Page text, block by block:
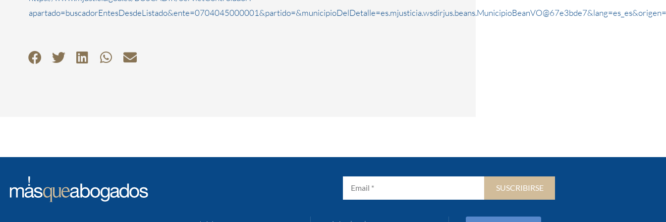
apartado=buscadorEntesDesdeListado&ente=0704045000001&partido=&municipioDelDetalle=es.mjusticia.wsdirjus.beans.MunicipioBeanVO@67e3bde7&lang=es_es&origen=
SUSCRIBIRSE